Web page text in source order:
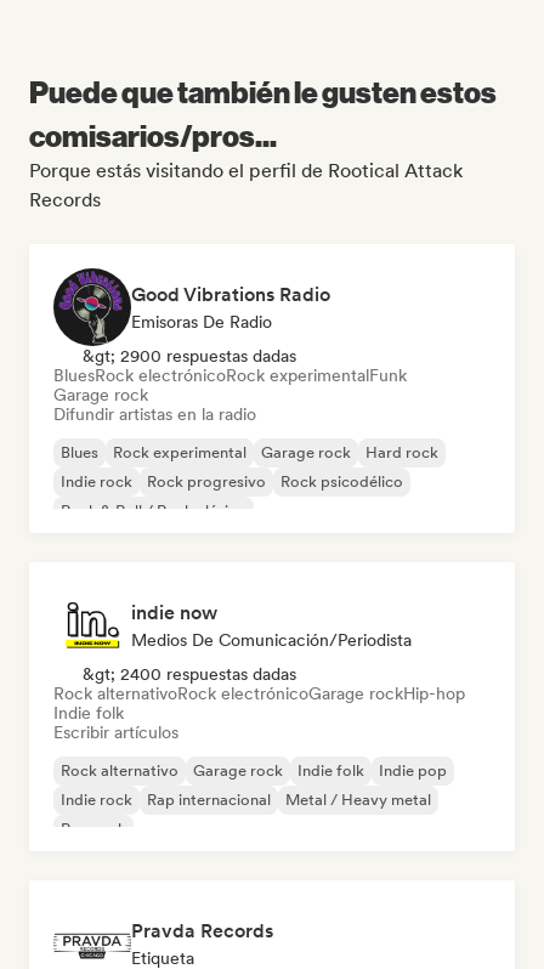
Puede que también le gusten estos
comisarios/pros...
Porque estás visitando el perfil de Rootical Attack
Records
Good Vibrations Radio
Emisoras De Radio
&gt; 2900 respuestas dadas
BluesRock electrónicoRock experimentalFunk
Garage rock
Difundir artistas en la radio
Blues Rock experimental Garage rock
Hard rock
Indie rock
Rock progresivo
Rock psicodélico
Rock & Roll / Rock clásico
indie now
Medios De Comunicación/Periodista
&gt; 2400 respuestas dadas
Rock alternativoRock electrónicoGarage rockHip-hop
Indie folk
Escribir artículos
Rock alternativo Garage rock Indie folk
Indie pop
Indie rock
Rap internacional
Metal / Heavy metal
Pop rock
Pravda Records
Etiqueta